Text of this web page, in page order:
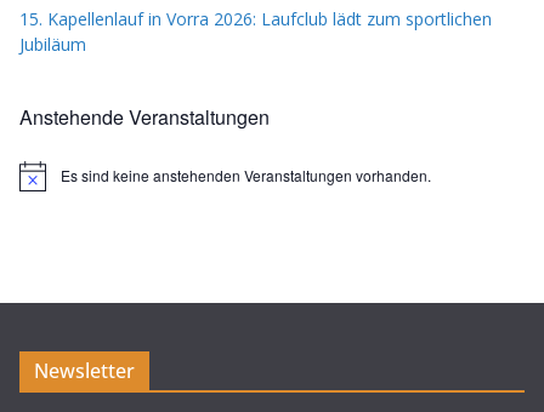
15. Kapellenlauf in Vorra 2026: Laufclub lädt zum sportlichen
Jubiläum
Anstehende Veranstaltungen
H
s
Es sind keine anstehenden Veranstaltungen vorhanden.
Newsletter